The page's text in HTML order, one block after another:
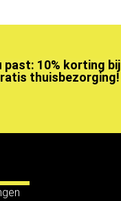
past: 10% korting bij
thuisbezorging!